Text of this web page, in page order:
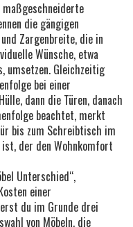
die gängigen
Zargenbreite, die in
Wünsche, etwa
umsetzen. Gleichzeitig
bei einer
dann die Türen, danach
beachtet, merkt
bis zum Schreibtisch im
der den Wohnkomfort
Unterschied“,
einer
du im Grunde drei
von Möbeln, die